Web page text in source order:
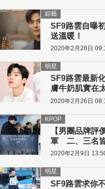
SF9路雲自曝
送溫暖！
綜藝
2020年2月28日
SF9路雲最新
膚牛奶肌實在
明星
2020年2月26日
【男團品牌評
軍 二、三名
KPOP
2020年2月9日
SF9路雲求你
明星